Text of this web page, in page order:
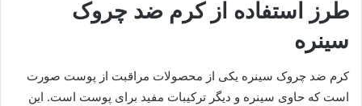
طرز استفاده از کرم ضد چروک
سینره
کرم ضد چروک سینره یکی از محصولات مراقبت از پوست صورت
است که حاوی سینره و دیگر ترکیبات مفید برای پوست است. این